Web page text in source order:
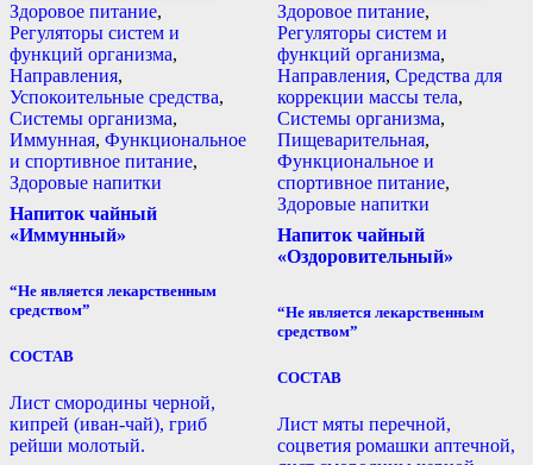
Здоровое питание,
Регуляторы систем и
функций организма,
Направления,
Успокоительные средства,
Системы организма,
Иммунная, Функциональное
и спортивное питание,
Здоровые напитки
Напиток чайный
«Иммунный»
“Не является лекарственным
средством”
СОСТАВ
Лист смородины черной,
кипрей (иван-чай), гриб
рейши молотый.
Здоровое питание,
Регуляторы систем и
функций организма,
Направления, Средства для
коррекции массы тела,
Системы организма,
Пищеварительная,
Функциональное и
спортивное питание,
Здоровые напитки
Напиток чайный
«Оздоровительный»
“Не является лекарственным
средством”
СОСТАВ
Лист мяты перечной,
соцветия ромашки аптечной,